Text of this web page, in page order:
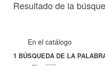
Resultado de la
En el catálogo
1 BÚSQUEDA DE LA